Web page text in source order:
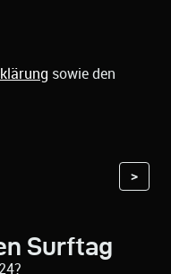
sowie den
>
Surftag